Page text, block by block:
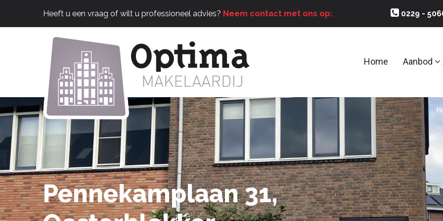
Heeft u een vraag of wilt u professioneel advies? Neem contact met ons op: 0229 -
Home Aanbod
Pennekamplaan 31,